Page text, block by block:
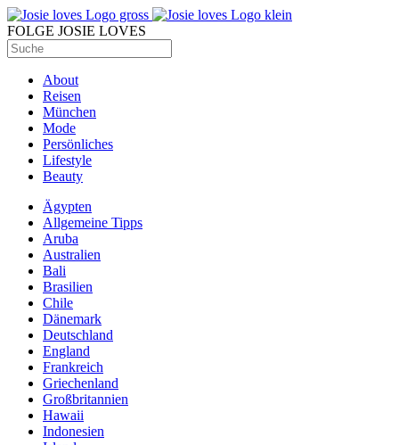
FOLGE JOSIE LOVES
About
Reisen
München
Mode
Persönliches
Lifestyle
Beauty
Ägypten
Allgemeine Tipps
Aruba
Australien
Bali
Brasilien
Chile
Dänemark
Deutschland
England
Frankreich
Griechenland
Großbritannien
Hawaii
Indonesien